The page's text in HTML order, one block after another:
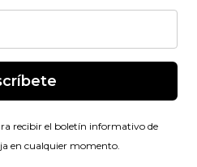
recibir el boletín informativo de
en cualquier momento.